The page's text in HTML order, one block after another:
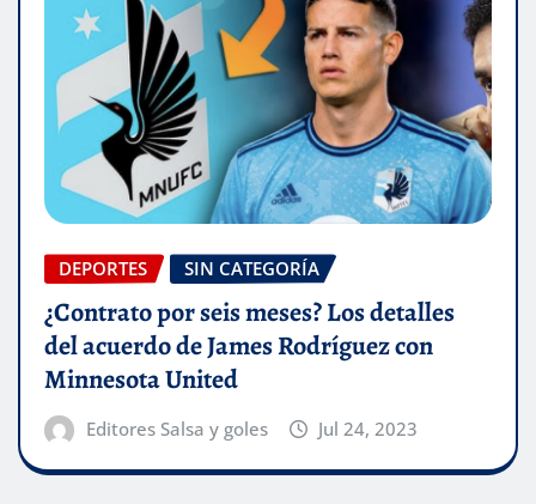
DEPORTES SIN CATEGORÍA
¿Contrato por seis meses? Los detalles
del acuerdo de James Rodríguez con
Minnesota United
Editores Salsa y goles Jul 24, 2023